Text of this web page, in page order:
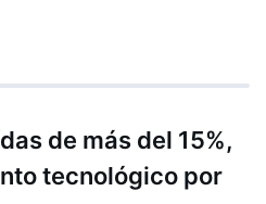
de más del 15%,
tecnológico por